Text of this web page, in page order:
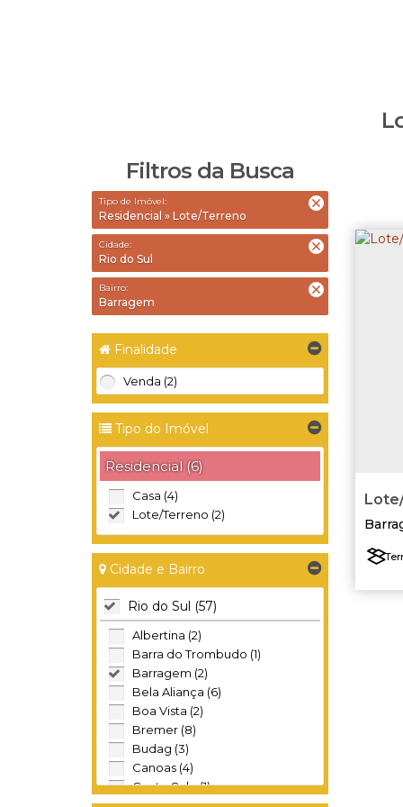
Filtros da Busca
Tipo de Imóvel:
Residencial » Lote/Terreno
Cidade:
Rio do Sul
Bairro:
Barragem
Finalidade
Venda (2)
Tipo do Imóvel
Residencial (6)
Casa (4)
Lote/Terreno (2)
Cidade e Bairro
Rio do Sul (57)
Albertina (2)
Barra do Trombudo (1)
Barragem (2)
Bela Aliança (6)
Boa Vista (2)
Bremer (8)
Budag (3)
Canoas (4)
Canta Galo (1)